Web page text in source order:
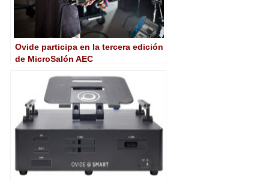
Ovide participa en la tercera edición
de MicroSalón AEC